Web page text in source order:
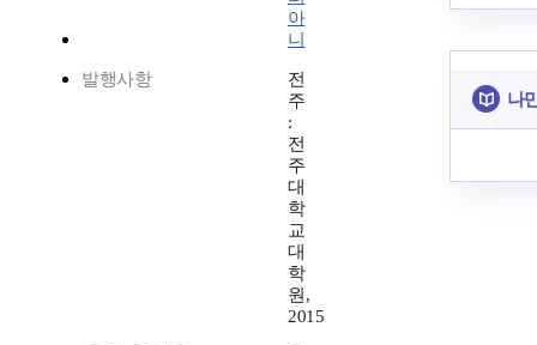
아
니
발행사항
전
주
:
전
주
대
학
교
대
학
원,
2015
나